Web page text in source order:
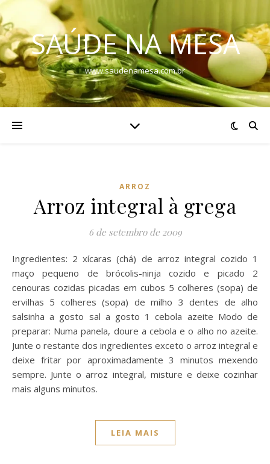
SAÚDE NA MESA
www.saudenamesa.com.br
ARROZ
Arroz integral à grega
6 de setembro de 2009
Ingredientes: 2 xícaras (chá) de arroz integral cozido 1
maço pequeno de brócolis-ninja cozido e picado 2
cenouras cozidas picadas em cubos 5 colheres (sopa) de
ervilhas 5 colheres (sopa) de milho 3 dentes de alho
salsinha a gosto sal a gosto 1 cebola azeite Modo de
preparar: Numa panela, doure a cebola e o alho no azeite.
Junte o restante dos ingredientes exceto o arroz integral e
deixe fritar por aproximadamente 3 minutos mexendo
sempre. Junte o arroz integral, misture e deixe cozinhar
mais alguns minutos.
LEIA MAIS